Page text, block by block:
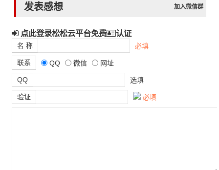
发表感想 加入微信群
点此登录松松云平台免费 认证
名 称 必填
联系 QQ 微信 网址
QQ 选填
验证 必填